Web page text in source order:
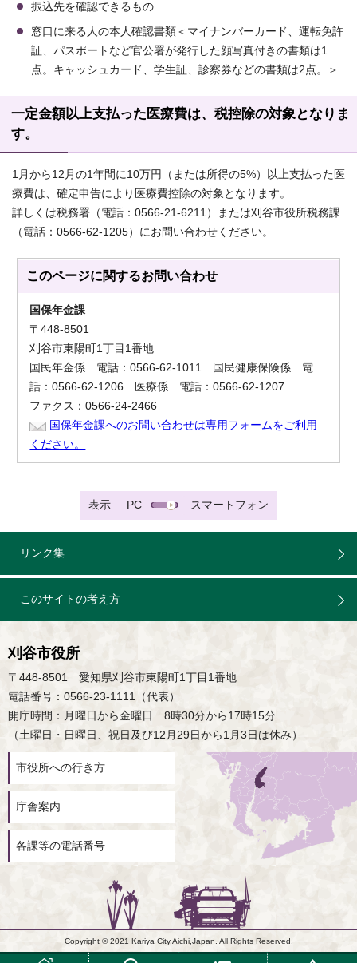
振込先を確認できるもの
窓口に来る人の本人確認書類＜マイナンバーカード、運転免許
証、パスポートなど官公署が発行した顔写真付きの書類は1
点。キャッシュカード、学生証、診察券などの書類は2点。＞
一定金額以上支払った医療費は、税控除の対象となりま
す。
1月から12月の1年間に10万円（または所得の5%）以上支払った医
療費は、確定申告により医療費控除の対象となります。
詳しくは税務署（電話：0566-21-6211）または刈谷市役所税務課
（電話：0566-62-1205）にお問い合わせください。
このページに関するお問い合わせ
国保年金課
〒448-8501
刈谷市東陽町1丁目1番地
国民年金係 電話：0566-62-1011 国民健康保険係 電
話：0566-62-1206 医療係 電話：0566-62-1207
ファクス：0566-24-2466
国保年金課へのお問い合わせは専用フォームをご利用
ください。
表示 PC スマートフォン
リンク集
このサイトの考え方
刈谷市役所
〒448-8501 愛知県刈谷市東陽町1丁目1番地
電話番号：0566-23-1111（代表）
開庁時間：月曜日から金曜日 8時30分から17時15分
（土曜日・日曜日、祝日及び12月29日から1月3日は休み）
市役所への行き方
庁舎案内
各課等の電話番号
Copyright © 2021 Kariya City,Aichi,Japan. All Rights Reserved.